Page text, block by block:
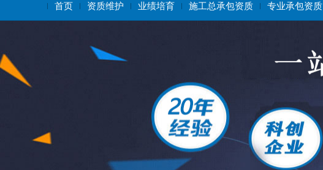
首页 资质维护 业绩培育 施工总承包资质 专业承包资质
搜索关键字： 施工总承包资质 专业承包资质 施工劳务资质